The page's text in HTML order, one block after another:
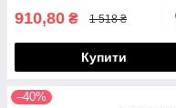
910,80 ₴ 1 518 ₴
Купити
–40%